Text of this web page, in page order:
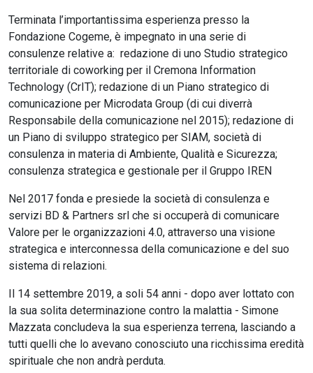
Terminata l’importantissima esperienza presso la
Fondazione Cogeme, è impegnato in una serie di
consulenze relative a: redazione di uno Studio strategico
territoriale di coworking per il Cremona Information
Technology (CrIT); redazione di un Piano strategico di
comunicazione per Microdata Group (di cui diverrà
Responsabile della comunicazione nel 2015); redazione di
un Piano di sviluppo strategico per SIAM, società di
consulenza in materia di Ambiente, Qualità e Sicurezza;
consulenza strategica e gestionale per il Gruppo IREN
Nel 2017 fonda e presiede la società di consulenza e
servizi BD & Partners srl che si occuperà di comunicare
Valore per le organizzazioni 4.0, attraverso una visione
strategica e interconnessa della comunicazione e del suo
sistema di relazioni.
Il 14 settembre 2019, a soli 54 anni - dopo aver lottato con
la sua solita determinazione contro la malattia - Simone
Mazzata concludeva la sua esperienza terrena, lasciando a
tutti quelli che lo avevano conosciuto una ricchissima eredità
spirituale che non andrà perduta.